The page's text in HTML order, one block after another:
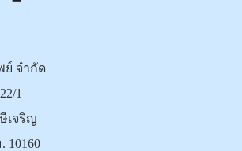
ย์ จำกัด
1
เจริญ
10160